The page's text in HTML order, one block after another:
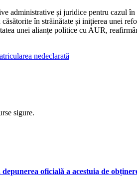
administrative și juridice pentru cazul
în străinătate și inițierea unei
unei alianțe politice cu AUR,
nedeclarată
sigure.
oficială a acestuia de